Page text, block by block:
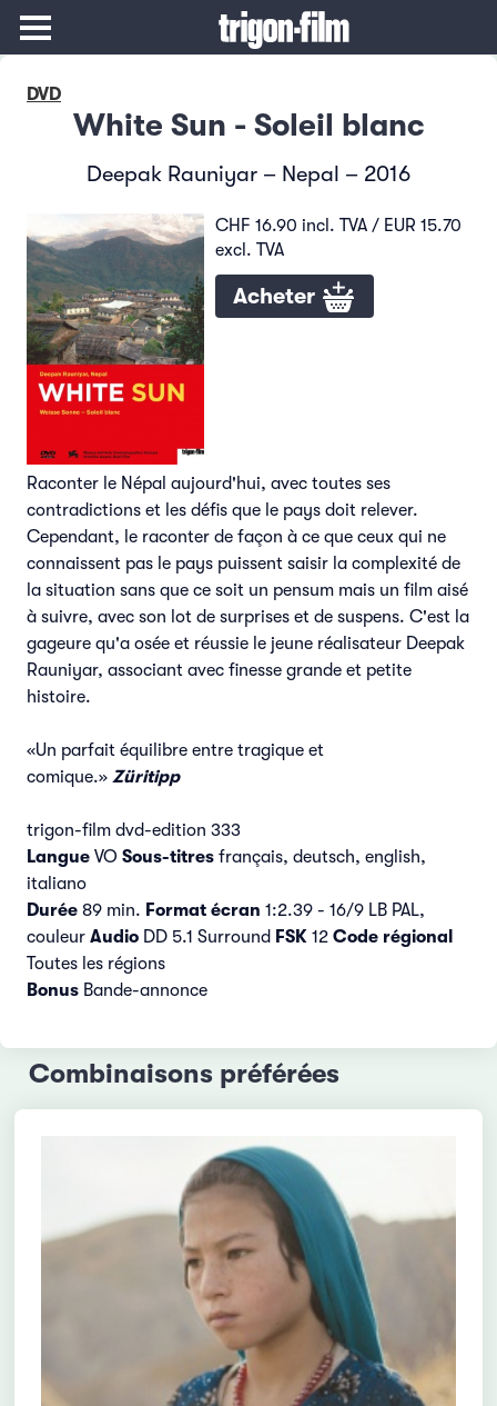
DVD
White Sun - Soleil blanc
Deepak Rauniyar – Nepal – 2016
CHF 16.90 incl. TVA / EUR 15.70
excl. TVA
Acheter
Raconter le Népal aujourd'hui, avec toutes ses
contradictions et les défis que le pays doit relever.
Cependant, le raconter de façon à ce que ceux qui ne
connaissent pas le pays puissent saisir la complexité de
la situation sans que ce soit un pensum mais un film aisé
à suivre, avec son lot de surprises et de suspens. C'est la
gageure qu'a osée et réussie le jeune réalisateur Deepak
Rauniyar, associant avec finesse grande et petite
histoire.
«Un parfait équilibre entre tragique et
comique.» Züritipp
trigon-film dvd-edition 333
Langue VO Sous-titres français, deutsch, english,
italiano
Durée 89 min. Format écran 1:2.39 - 16/9 LB PAL,
couleur Audio DD 5.1 Surround FSK 12 Code régional
Toutes les régions
Bonus Bande-annonce
Combinaisons préférées